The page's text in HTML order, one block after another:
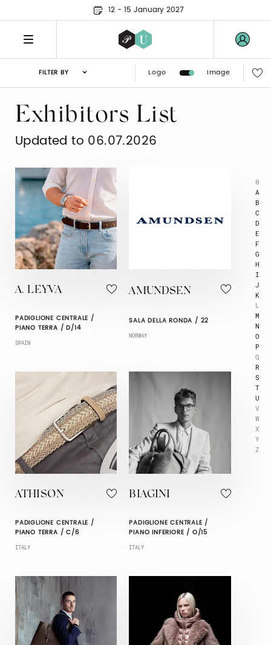
12 - 15 January 2027
FILTER BY Logo Image
0
A
B
C
D
E
F
G
H
I
J
K
L
M
N
O
P
Q
R
S
T
U
V
W
X
Y
Z
Exhibitors List
Updated to 06.07.2026
A. LEYVA
PADIGLIONE CENTRALE /
PIANO TERRA / D/14
SPAIN
AMUNDSEN
SALA DELLA RONDA / 22
NORWAY
ATHISON
PADIGLIONE CENTRALE /
PIANO TERRA / C/6
ITALY
BIAGINI
PADIGLIONE CENTRALE /
PIANO INFERIORE / O/15
ITALY